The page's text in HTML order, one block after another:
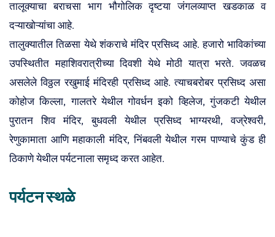
पर्यटक मार्गदर्शक होम स्टे, बेड आणि ब्रेकफास्ट
तालूक्याचा बराचसा भाग भौगोलिक दृष्टया जंगलव्याप्त खडकाळ व
दऱ्याखोऱ्यांचा आहे.
तालुक्यातील तिळसा येथे शंकराचे मंदिर प्रसिध्द आहे. हजारो भाविकांच्या
उपस्थितीत महाशिवरात्रीच्या दिवशी येथे मोठी यात्रा भरते. जवळच
असलेले विठ्ठल रखुमाई मंदिरही प्रसिध्द आहे. त्याचबरोबर प्रसिध्द असा
कोहोज किल्ला, गालतरे येथील गोवर्धन इको व्हिलेज, गुंजकटी येथील
पुरातन शिव मंदिर, बुधवली येथील प्रसिध्द भाग्यरथी, वज्रेश्वरी,
रेणुकामाता आणि महाकाली मंदिर, निंबवली येथील गरम पाण्याचे कुंड ही
ठिकाणे येथील पर्यटनाला समृध्द करत आहेत.
पर्यटन स्थळे